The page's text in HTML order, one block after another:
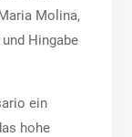
Molina,
Hingabe
ein
hohe